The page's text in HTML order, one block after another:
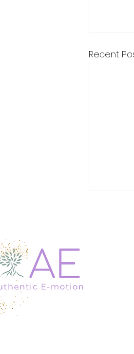
Recent